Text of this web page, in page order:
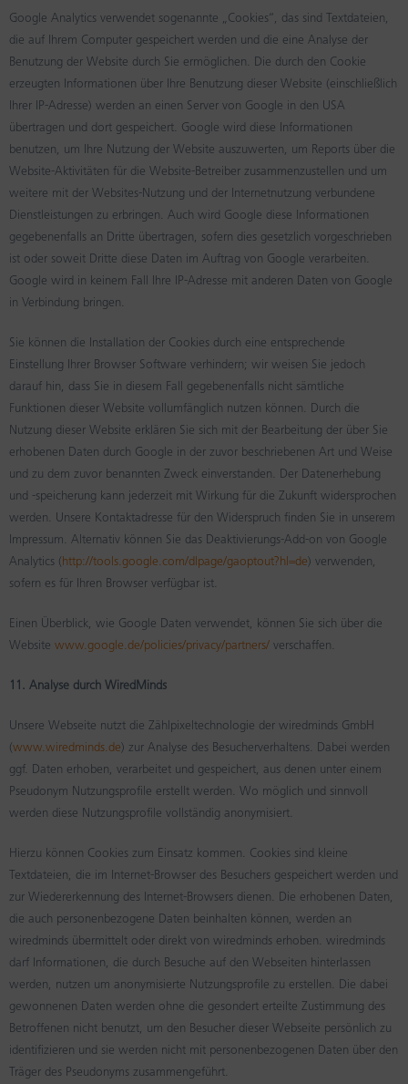
Google Analytics verwendet sogenannte „Cookies“, das sind Textdateien,
die auf Ihrem Computer gespeichert werden und die eine Analyse der
Benutzung der Website durch Sie ermöglichen. Die durch den Cookie
erzeugten Informationen über Ihre Benutzung dieser Website (einschließlich
Ihrer IP-Adresse) werden an einen Server von Google in den USA
übertragen und dort gespeichert. Google wird diese Informationen
benutzen, um Ihre Nutzung der Website auszuwerten, um Reports über die
Website-Aktivitäten für die Website-Betreiber zusammenzustellen und um
weitere mit der Websites-Nutzung und der Internetnutzung verbundene
Dienstleistungen zu erbringen. Auch wird Google diese Informationen
gegebenenfalls an Dritte übertragen, sofern dies gesetzlich vorgeschrieben
ist oder soweit Dritte diese Daten im Auftrag von Google verarbeiten.
Google wird in keinem Fall Ihre IP-Adresse mit anderen Daten von Google
in Verbindung bringen.
Sie können die Installation der Cookies durch eine entsprechende
Einstellung Ihrer Browser Software verhindern; wir weisen Sie jedoch
darauf hin, dass Sie in diesem Fall gegebenenfalls nicht sämtliche
Funktionen dieser Website vollumfänglich nutzen können. Durch die
Nutzung dieser Website erklären Sie sich mit der Bearbeitung der über Sie
erhobenen Daten durch Google in der zuvor beschriebenen Art und Weise
und zu dem zuvor benannten Zweck einverstanden. Der Datenerhebung
und -speicherung kann jederzeit mit Wirkung für die Zukunft widersprochen
werden. Unsere Kontaktadresse für den Widerspruch finden Sie in unserem
Impressum. Alternativ können Sie das Deaktivierungs-Add-on von Google
Analytics (http://tools.google.com/dlpage/gaoptout?hl=de) verwenden,
sofern es für Ihren Browser verfügbar ist.
Einen Überblick, wie Google Daten verwendet, können Sie sich über die
Website www.google.de/policies/privacy/partners/ verschaffen.
11. Analyse durch WiredMinds
Unsere Webseite nutzt die Zählpixeltechnologie der wiredminds GmbH
(www.wiredminds.de) zur Analyse des Besucherverhaltens. Dabei werden
ggf. Daten erhoben, verarbeitet und gespeichert, aus denen unter einem
Pseudonym Nutzungsprofile erstellt werden. Wo möglich und sinnvoll
werden diese Nutzungsprofile vollständig anonymisiert.
Hierzu können Cookies zum Einsatz kommen. Cookies sind kleine
Textdateien, die im Internet-Browser des Besuchers gespeichert werden und
zur Wiedererkennung des Internet-Browsers dienen. Die erhobenen Daten,
die auch personenbezogene Daten beinhalten können, werden an
wiredminds übermittelt oder direkt von wiredminds erhoben. wiredminds
darf Informationen, die durch Besuche auf den Webseiten hinterlassen
werden, nutzen um anonymisierte Nutzungsprofile zu erstellen. Die dabei
gewonnenen Daten werden ohne die gesondert erteilte Zustimmung des
Betroffenen nicht benutzt, um den Besucher dieser Webseite persönlich zu
identifizieren und sie werden nicht mit personenbezogenen Daten über den
Träger des Pseudonyms zusammengeführt.